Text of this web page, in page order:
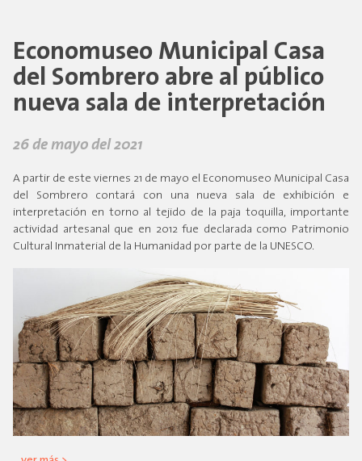
Economuseo Municipal Casa
del Sombrero abre al público
nueva sala de interpretación
26 de mayo del 2021
A partir de este viernes 21 de mayo el Economuseo Municipal Casa
del Sombrero contará con una nueva sala de exhibición e
interpretación en torno al tejido de la paja toquilla, importante
actividad artesanal que en 2012 fue declarada como Patrimonio
Cultural Inmaterial de la Humanidad por parte de la UNESCO.